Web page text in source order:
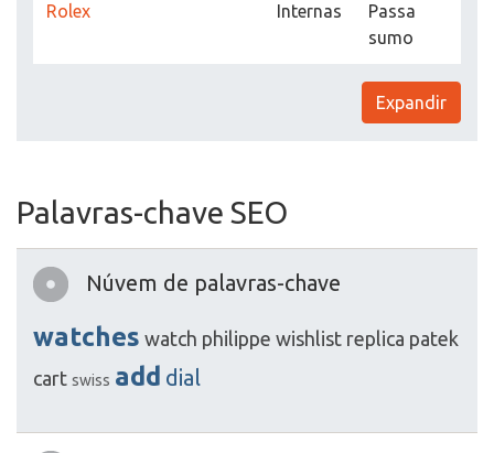
Rolex Internas
Passa
sumo
Expandir
Palavras-chave SEO
Núvem de palavras-chave
watches watch philippe wishlist replica patek
cart swiss add dial